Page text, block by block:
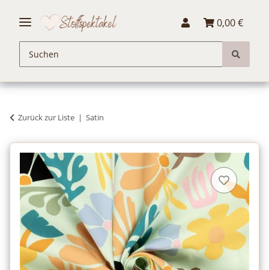
0,00 €
Zurück zur Liste Satin